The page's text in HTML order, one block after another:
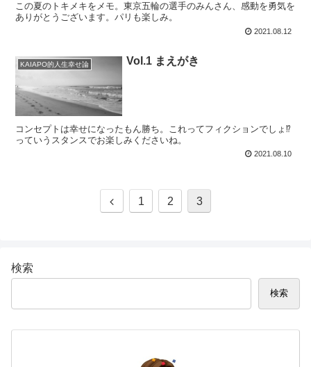
この夏のトキメキをメモ。東京五輪の選手のみんさん、感動を勇気を
ありがとうございます。パリも楽しみ。
2021.08.12
KAIAPO的人生幸せ論 Vol.1 まえがき
コンセプトは幸せになったもん勝ち。これってフィクションでしょ⁉
っていうスタンスでお楽しみくださいね。
2021.08.10
1 2 3
検索
検索